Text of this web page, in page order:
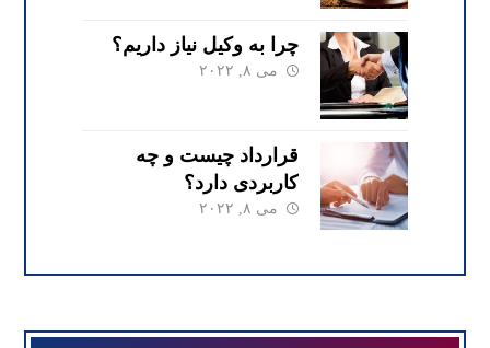
چرا به وکیل نیاز داریم؟
می ۸, ۲۰۲۲
قرارداد چیست و چه
کاربردی دارد؟
می ۸, ۲۰۲۲